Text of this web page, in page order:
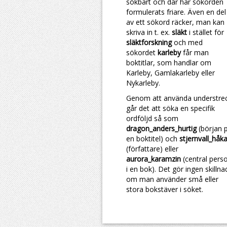
formulerats friare. Även en del
av ett sökord räcker, man kan
skriva in t. ex. släkt i stället för
släktforskningoch med
sökordet karlebyfår man
boktitlar, som handlar om
Karleby, Gamlakarleby eller
Nykarleby.
Genom att använda
går det att söka en specifik
ordföljd så som
dragon_anders_hurtig(början
en boktitel) och
(författare) eller
aurora_karamzin (central
i en bok). Det gör ingen
om man använder små eller
stora bokstäver i söket.